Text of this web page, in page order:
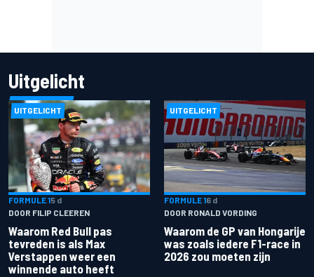
Uitgelicht
UITGELICHT
FORMULE 15 d
DOOR FILIP CLEEREN
Waarom Red Bull pas
tevreden is als Max
Verstappen weer een
winnende auto heeft
UITGELICHT
FORMULE 16 d
DOOR RONALD VORDING
Waarom de GP van Hongarije
was zoals iedere F1-race in
2026 zou moeten zijn